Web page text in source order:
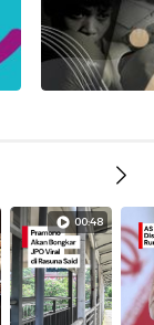
00:48